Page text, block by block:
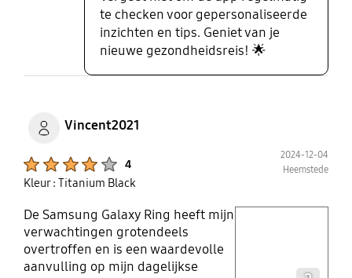
te checken voor gepersonaliseerde
inzichten en tips. Geniet van je
nieuwe gezondheidsreis! 🌟
Vincent2021
4
2024-12-04
Heemstede
Kleur : Titanium Black
De Samsung Galaxy Ring heeft mijn
verwachtingen grotendeels
overtroffen en is een waardevolle
aanvulling op mijn dagelijkse